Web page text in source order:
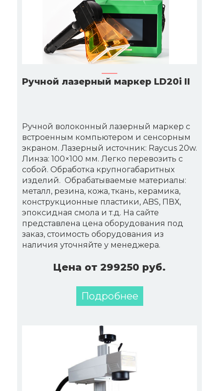
Ручной лазерный маркер LD20i II
Ручной волоконный лазерный маркер с
встроенным компьютером и сенсорным
экраном. Лазерный источник: Raycus 20w.
Линза: 100×100 мм. Легко перевозить с
собой. Обработка крупногабаритных
изделий. Обрабатываемые материалы:
металл, резина, кожа, ткань, керамика,
конструкционные пластики, ABS, ПВХ,
эпоксидная смола и т.д. На сайте
представлена цена оборудования под
заказ, стоимость оборудования из
наличия уточняйте у менеджера.
Цена от 299250 руб.
Подробнее